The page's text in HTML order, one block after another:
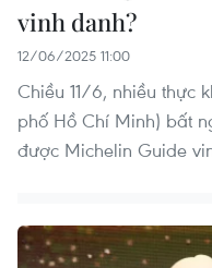
vinh danh?
12/06/2025 11:00
Chiều 11/6, nhiều thực
phố Hồ Chí Minh) bất
được Michelin Guide